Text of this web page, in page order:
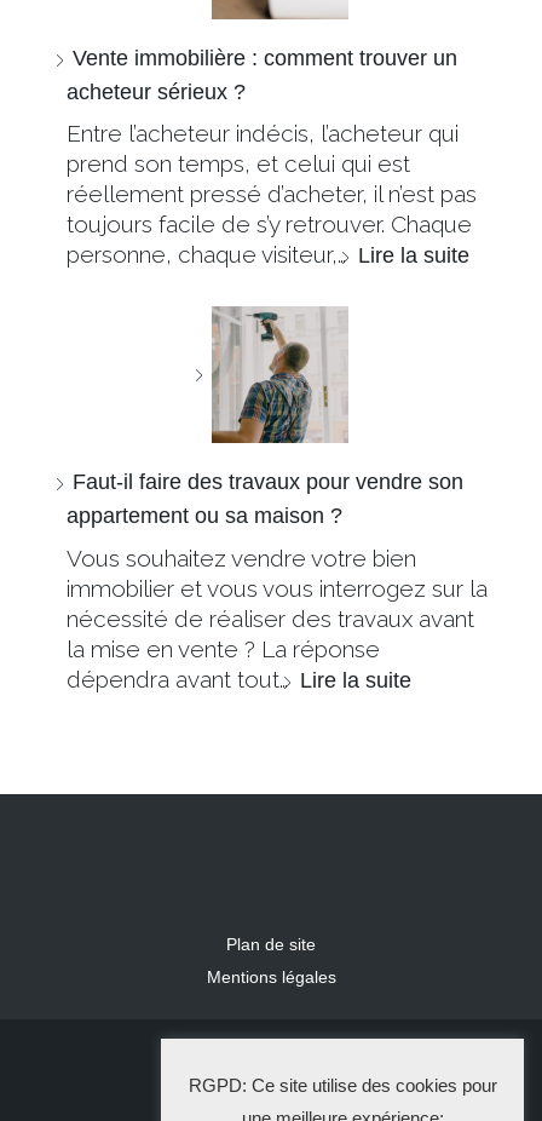
Vente immobilière : comment trouver un
acheteur sérieux ?
Entre l’acheteur indécis, l’acheteur qui
prend son temps, et celui qui est
réellement pressé d’acheter, il n’est pas
toujours facile de s’y retrouver. Chaque
personne, chaque visiteur,… Lire la suite
Faut-il faire des travaux pour vendre son
appartement ou sa maison ?
Vous souhaitez vendre votre bien
immobilier et vous vous interrogez sur la
nécessité de réaliser des travaux avant
la mise en vente ? La réponse
dépendra avant tout… Lire la suite
Plan de site
Mentions légales
La Solution Immo
RGPD: Ce site utilise des cookies pour